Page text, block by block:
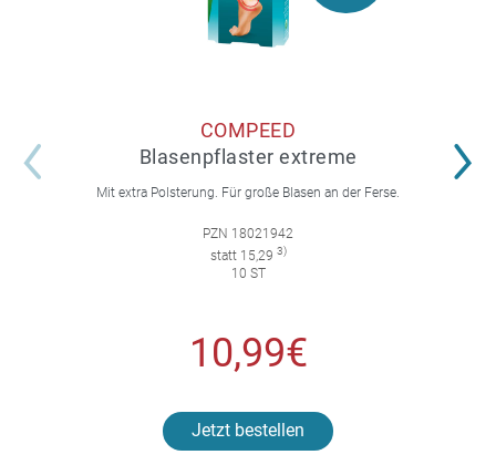
COMPEED
Blasenpflaster extreme
Mit extra Polsterung. Für große Blasen an der Ferse.
PZN 18021942
statt 15,29 3)
10 ST
10,99€
Jetzt bestellen